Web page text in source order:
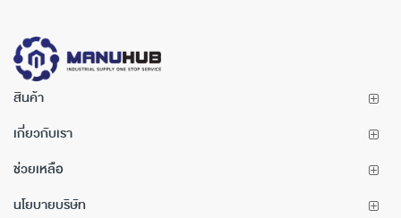
สินค้า
เกี่ยวกับเรา
ช่วยเหลือ
นโยบายบริษัท